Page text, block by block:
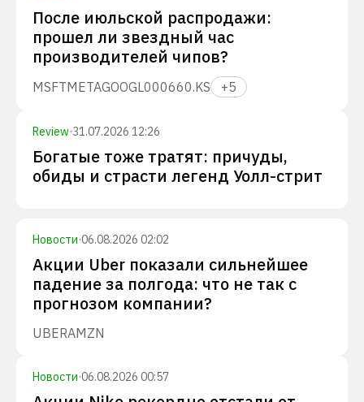
После июльской распродажи:
прошел ли звездный час
производителей чипов?
MSFTMETAGOOGL000660.KS +5
Review·31.07.2026 12:26
Богатые тоже тратят: причуды,
обиды и страсти легенд Уолл-стрит
Новости·06.08.2026 02:02
Акции Uber показали сильнейшее
падение за полгода: что не так с
прогнозом компании?
UBERAMZN
Новости·06.08.2026 00:57